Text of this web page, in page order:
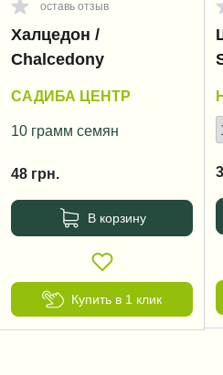
оставь отзыв
Халцедон /
Chalcedony
САДИБА ЦЕНТР
10 грамм семян
48 грн.
В корзину
Купить в 1 клик